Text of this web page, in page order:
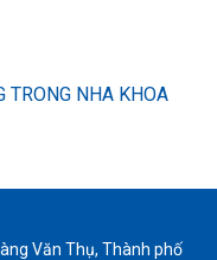
TRONG NHA KHOA
Văn Thụ, Thành phố